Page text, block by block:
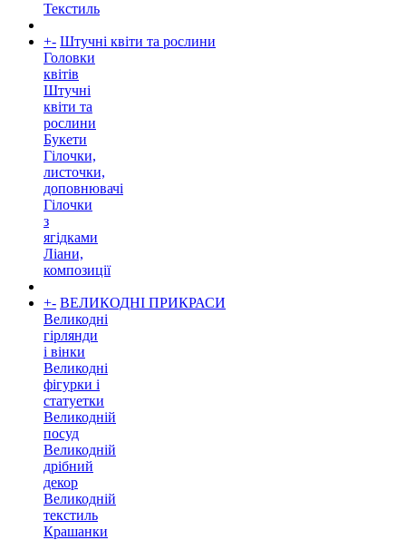
Текстиль
+- Штучні квіти та рослини
Головки
квітів
Штучні
квіти та
рослини
Букети
Гілочки,
листочки,
доповнювачі
Гілочки
з
ягідками
Ліани,
композиції
+- ВЕЛИКОДНІ ПРИКРАСИ
Великодні
гірлянди
і вінки
Великодні
фігурки і
статуетки
Великодній
посуд
Великодній
дрібний
декор
Великодній
текстиль
Крашанки